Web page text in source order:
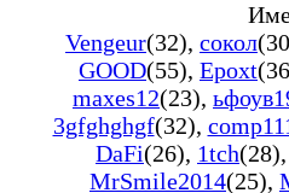
Vengeur(32), сокол
GOOD(55), Epoxt
maxes12(23),
3gfghghgf(32),
DaFi(26), 1tch(28),
MrSmile2014(25),